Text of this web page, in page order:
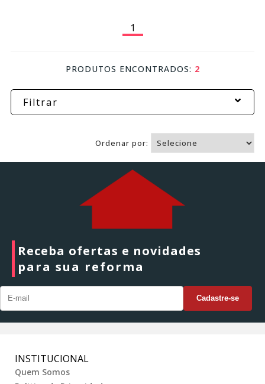
1
PRODUTOS ENCONTRADOS: 2
Filtrar
Ordenar por:
Receba ofertas e novidades
para sua reforma
INSTITUCIONAL
Quem Somos